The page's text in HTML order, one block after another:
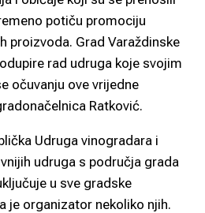
potiču promociju
proizvoda. Grad Varaždinske
rad udruga koje svojim
očuvanju ove vrijedne
Ratković.
Udruga vinogradara i
udruga s područja grada
u sve gradske
je organizator nekoliko njih.